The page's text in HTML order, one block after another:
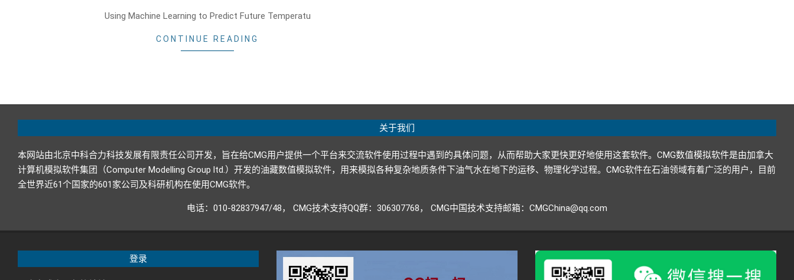
Using Machine Learning to Predict Future Temperatu
CONTINUE READING
关于我们
本网站由北京中科合力科技发展有限责任公司开发，旨在给CMG用户提供一个平台来交流软件使用过程中遇到的具体问题，从而帮助大家更快更好地使用这套软件。CMG数值模拟软件是由加拿大
计算机模拟软件集团（Computer Modelling Group ltd.）开发的油藏数值模拟软件，用来模拟各种复杂地质条件下油气水在地下的运移、物理化学过程。CMG软件在石油领域有着广泛的用户，目前
全世界近61个国家的601家公司及科研机构在使用CMG软件。
电话：010-82837947/48， CMG技术支持QQ群：306307768， CMG中国技术支持邮箱：CMGChina@qq.com
登录